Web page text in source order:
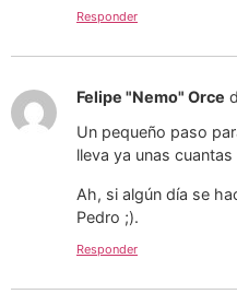
Responder
Felipe "Nemo" Orce
Un pequeño paso
lleva ya unas
Ah, si algún día se
Pedro ;).
Responder